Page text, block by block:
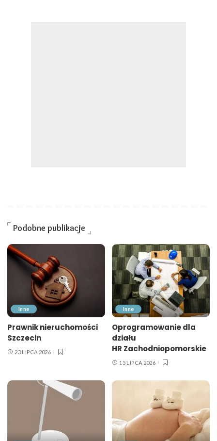
Podobne publikacje
Inne
Prawnik nieruchomości
Szczecin
23 LIPCA 2026
Inne
Oprogramowanie dla
działu
HR Zachodniopomorskie
15 LIPCA 2026